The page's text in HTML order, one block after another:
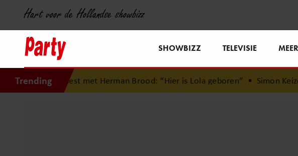
Hart voor de Hollandse showbizz
SHOWBIZZ TELEVISIE MEER
Trending
met Herman Brood: “Hier is Lola geboren”•Simon Keizer blikt terug